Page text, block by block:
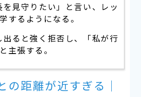
を見守りたい」と言い、レッ
するようになる。
出ると強く拒否し、「私が行
主張する。
の距離が近すぎる｜